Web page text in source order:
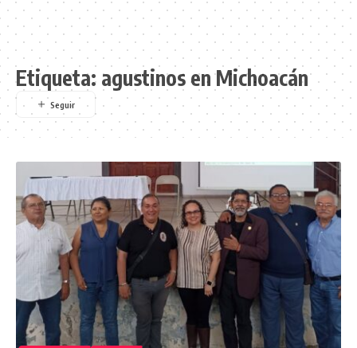
Etiqueta: agustinos en Michoacán